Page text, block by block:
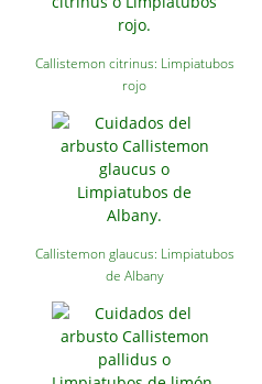
Callistemon citrinus: Limpiatubos
rojo
Callistemon glaucus: Limpiatubos
de Albany